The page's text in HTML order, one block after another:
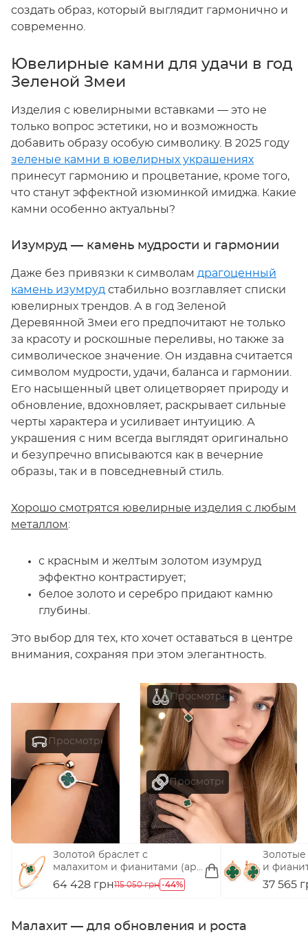
создать образ, который выглядит гармонично и
современно.
Ювелирные камни для удачи в год
Зеленой Змеи
Изделия с ювелирными вставками — это не
только вопрос эстетики, но и возможность
добавить образу особую символику. В 2025 году
зеленые камни в ювелирных украшениях
принесут гармонию и процветание, кроме того,
что станут эффектной изюминкой имиджа. Какие
камни особенно актуальны?
Изумруд — камень мудрости и гармонии
Даже без привязки к символам драгоценный
камень изумруд стабильно возглавляет списки
ювелирных трендов. А в год Зеленой
Деревянной Змеи его предпочитают не только
за красоту и роскошные переливы, но также за
символическое значение. Он издавна считается
символом мудрости, удачи, баланса и гармонии.
Его насыщенный цвет олицетворяет природу и
обновление, вдохновляет, раскрывает сильные
черты характера и усиливает интуицию. А
украшения с ним всегда выглядят оригинально
и безупречно вписываются как в вечерние
образы, так и в повседневный стиль.
Хорошо смотрятся ювелирные изделия с любым
металлом:
с красным и желтым золотом изумруд
эффектно контрастирует;
белое золото и серебро придают камню
глубины.
Это выбор для тех, кто хочет оставаться в центре
внимания, сохраняя при этом элегантность.
Золотой браслет с
малахитом и фианитами (арт.
326446/15млх)
64 428 грн115 050 грн -44%
Золотые
и
1091181/
37 565
Малахит — для обновления и роста